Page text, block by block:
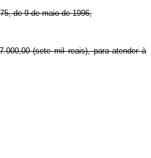
de 9 de maio de 1996,
(sete mil reais), para atender à